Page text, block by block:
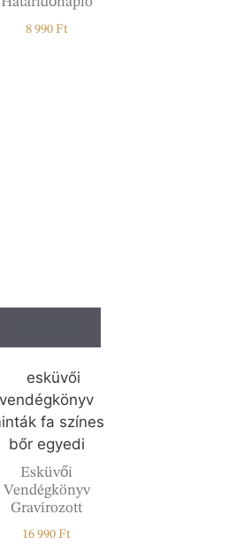
8 990 Ft
Esküvői
Vendégkönyv
Gravírozott
16 990Ft